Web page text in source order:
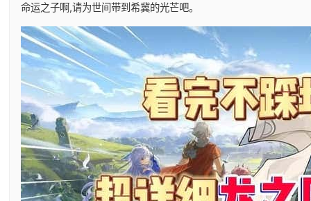
命运之子啊,请为世间带到希冀的光芒吧。